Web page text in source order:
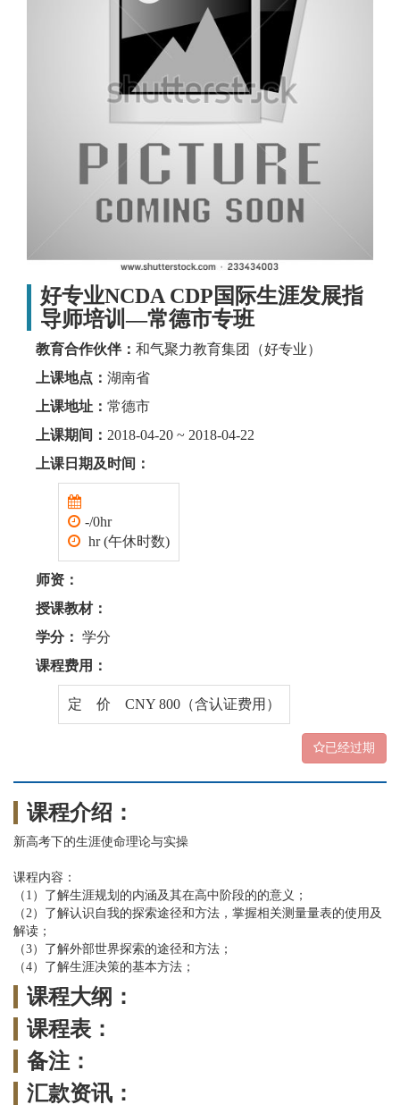
好专业NCDA CDP国际生涯发展指
导师培训—常德市专班
教育合作伙伴： 和气聚力教育集团（好专业）
上课地点： 湖南省
上课地址： 常德市
上课期间： 2018-04-20 ~ 2018-04-22
上课日期及时间：
-/0hr
hr (午休时数)
师资：
授课教材：
学分： 学分
课程费用：
定 价 CNY 800（含认证费用）
已经过期
课程介绍：
新高考下的生涯使命理论与实操
课程内容：
（1）了解生涯规划的内涵及其在高中阶段的的意义；
（2）了解认识自我的探索途径和方法，掌握相关测量量表的使用及
解读；
（3）了解外部世界探索的途径和方法；
（4）了解生涯决策的基本方法；
课程大纲：
课程表：
备注：
汇款资讯：